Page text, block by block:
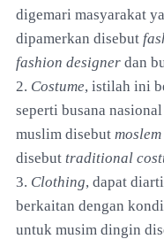
digemari masyarakat
dipamerkan disebut
fashion designer dan
2. Costume, istilah ini
seperti busana
muslim disebut
disebut traditional
3. Clothing, dapat
berkaitan dengan
untuk musim dingin